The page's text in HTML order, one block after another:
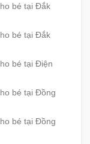
bé tại Đắk
bé tại Đắk
bé tại Điện
bé tại Đồng
bé tại Đồng